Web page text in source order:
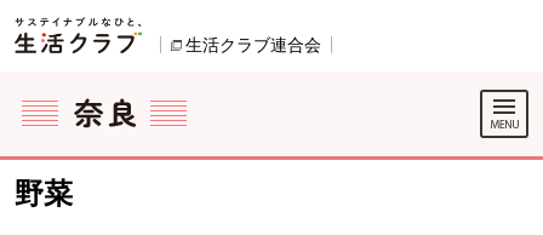
ページの先頭です。
生活クラブ連合会
ここからサイト内共通メニューです。
サイト内共通メニューをスキップする
サイト内共通メニューここまで。
野菜